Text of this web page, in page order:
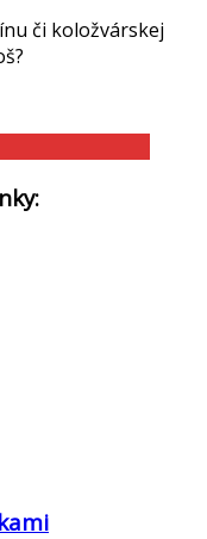
či koložvárskej